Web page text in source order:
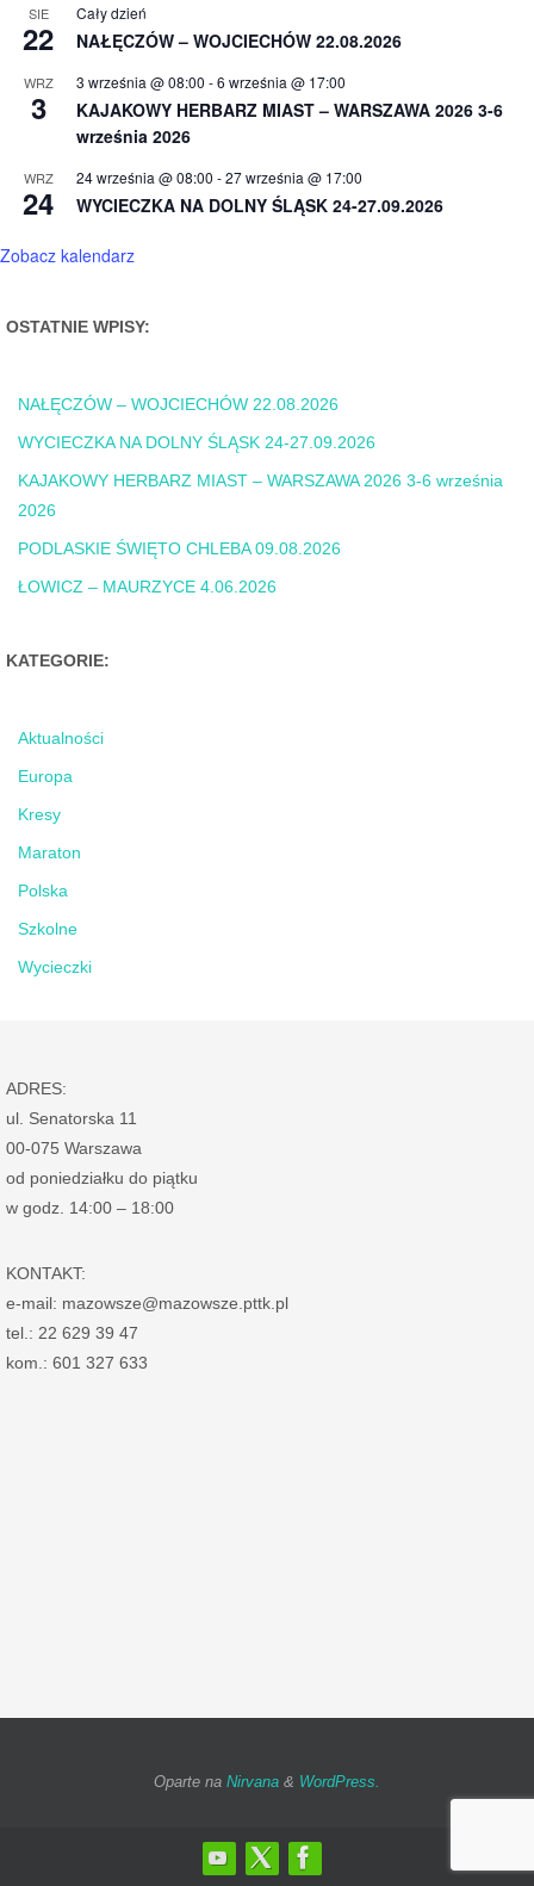
SIE
22
Cały dzień
NAŁĘCZÓW – WOJCIECHÓW 22.08.2026
WRZ
3
3 września @ 08:00 -6 września @ 17:00
KAJAKOWY HERBARZ MIAST – WARSZAWA 2026 3-6
września 2026
WRZ
24
24 września @ 08:00 -27 września @ 17:00
WYCIECZKA NA DOLNY ŚLĄSK 24-27.09.2026
Zobacz kalendarz
OSTATNIE WPISY:
NAŁĘCZÓW – WOJCIECHÓW 22.08.2026
WYCIECZKA NA DOLNY ŚLĄSK 24-27.09.2026
KAJAKOWY HERBARZ MIAST – WARSZAWA 2026 3-6 września
2026
PODLASKIE ŚWIĘTO CHLEBA 09.08.2026
ŁOWICZ – MAURZYCE 4.06.2026
KATEGORIE:
Aktualności
Europa
Kresy
Maraton
Polska
Szkolne
Wycieczki
ADRES:
ul. Senatorska 11
00-075 Warszawa
od poniedziałku do piątku
w godz. 14:00 – 18:00
KONTAKT:
e-mail: mazowsze@mazowsze.pttk.pl
tel.: 22 629 39 47
kom.: 601 327 633
Oparte na Nirvana & WordPress.